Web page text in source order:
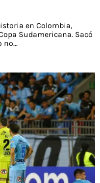
en Colombia,
Sudamericana. Sacó
no...